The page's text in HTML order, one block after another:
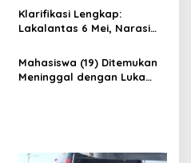
Lapangan Vatulemo, Motor
hingga HP Diamankan
Klarifikasi Lengkap:
Lakalantas 6 Mei, Narasi
Ada Keterlibatan Polisi
Mahasiswa (19) Ditemukan
Meninggal dengan Luka